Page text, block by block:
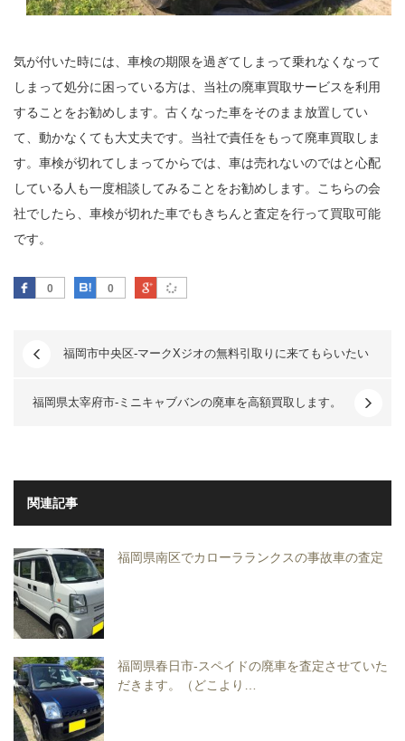
気が付いた時には、車検の期限を過ぎてしまって乗れなくなって
しまって処分に困っている方は、当社の廃車買取サービスを利用
することをお勧めします。古くなった車をそのまま放置してい
て、動かなくても大丈夫です。当社で責任をもって廃車買取しま
す。車検が切れてしまってからでは、車は売れないのではと心配
している人も一度相談してみることをお勧めします。こちらの会
社でしたら、車検が切れた車でもきちんと査定を行って買取可能
です。
0
Facebook 0
はてなブックマーク
Google Plus
福岡市中央区-マークXジオの無料引取りに来てもらいたい
福岡県太宰府市-ミニキャブバンの廃車を高額買取します。
関連記事
福岡県南区でカローラランクスの事故車の査定
福岡県春日市-スペイドの廃車を査定させていた
だきます。（どこより…